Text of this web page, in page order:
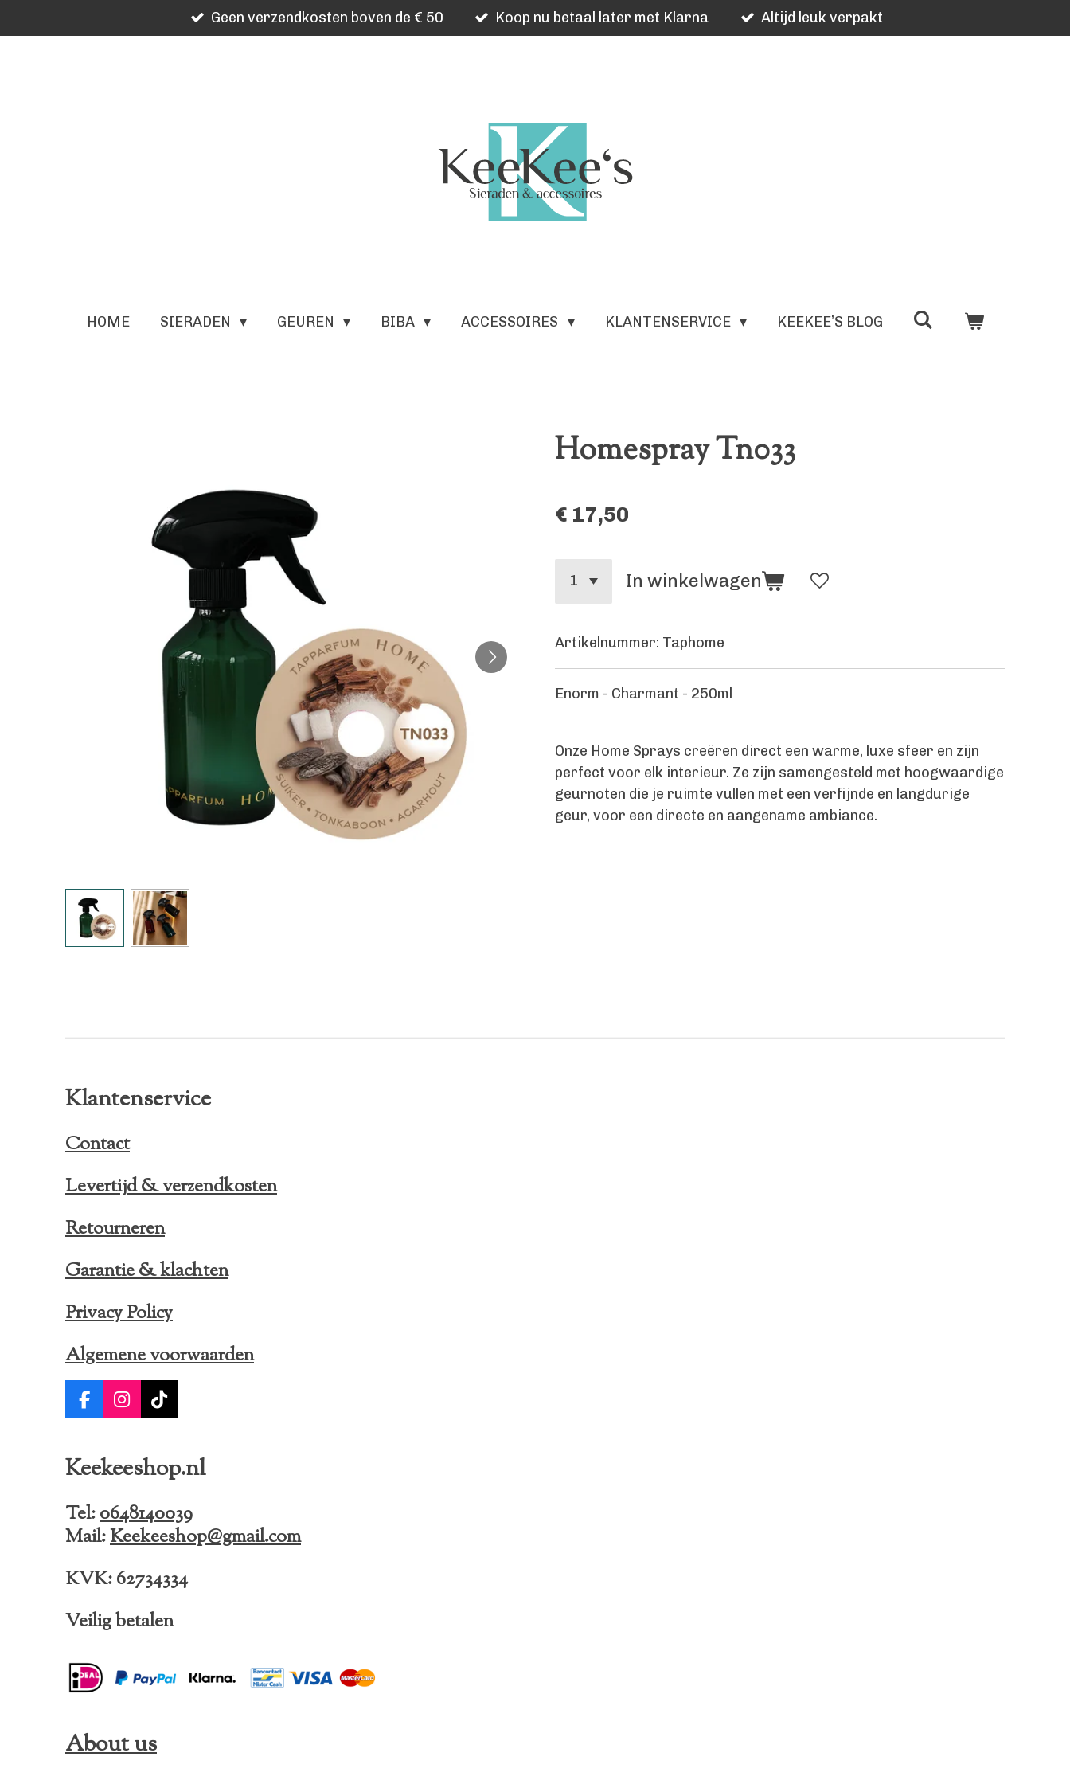
direct
Geen verzendkosten boven de € 50 Koop nu betaal later met Klarna Altijd leuk verpakt
HOME SIERADEN GEUREN BIBA ACCESSOIRES KLANTENSERVICE KEEKEE’S BLOG
Homespray Tn033
€ 17,50
In winkelwagen
Artikelnummer: Taphome
Enorm - Charmant - 250ml
Onze Home Sprays creëren direct een warme, luxe sfeer en zijn
perfect voor elk interieur. Ze zijn samengesteld met hoogwaardige
geurnoten die je ruimte vullen met een verfijnde en langdurige
geur, voor een directe en aangename ambiance.
Klantenservice
Contact
Levertijd & verzendkosten
Retourneren
Garantie & klachten
Privacy Policy
Algemene voorwaarden
F
a
b
o
k
I
n
a
r
a
m
T
i
o
Keekeeshop.nl
Tel:0648140039
Mail:Keekeeshop@gmail.com
KVK: 62734334
Veilig betalen
About us